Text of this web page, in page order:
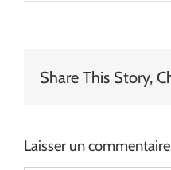
Share This Story,
Laisser un commentaire